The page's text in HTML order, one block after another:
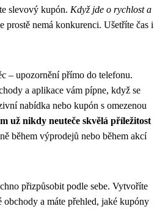
slevový kupón. Když jde o rychlost a
prostě nemá konkurenci. Ušetříte čas i
– upozornění přímo do telefonu.
a aplikace vám pípne, když se
nabídka nebo kupón s omezenou
už nikdy neuteče skvělá příležitost
během výprodejů nebo během akcí
přizpůsobit podle sebe. Vytvoříte
a máte přehled, jaké kupóny